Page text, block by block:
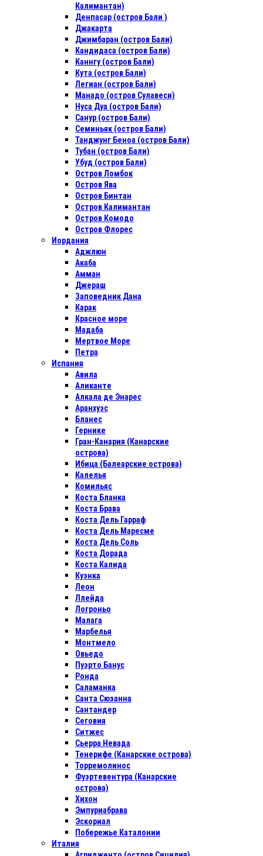
Калимантан)
Денпасар (остров Бали )
Джакарта
Джимбаран (остров Бали)
Кандидаса (остров Бали)
Каннгу (остров Бали)
Кута (остров Бали)
Легиан (остров Бали)
Манадо (остров Сулавеси)
Нуса Дуа (остров Бали)
Санур (остров Бали)
Семиньяк (остров Бали)
Танджунг Беноа (остров Бали)
Тубан (остров Бали)
Убуд (остров Бали)
Остров Ломбок
Остров Ява
Остров Бинтан
Остров Калимантан
Остров Комодо
Остров Флорес
Иордания
Аджлюн
Акаба
Амман
Джераш
Заповедник Дана
Карак
Красное море
Мадаба
Мертвое Море
Петра
Испания
Авила
Аликанте
Алкала де Энарес
Аранхуэс
Бланес
Гернике
Гран-Канария (Канарские
острова)
Ибица (Балеарские острова)
Калелья
Комильяс
Коста Бланка
Коста Брава
Коста Дель Гарраф
Коста Дель Маресме
Коста Дель Соль
Коста Дорада
Коста Калида
Куэнка
Леон
Ллейда
Логроньо
Малага
Марбелья
Монтмело
Овьедо
Пуэрто Банус
Ронда
Саламанка
Санта Сюзанна
Сантандер
Сеговия
Ситжес
Сьерра Невада
Тенерифе (Канарские острова)
Торремолинос
Фуэртевентура (Канарские
острова)
Хихон
Эмпуриабрава
Эскориал
Побережье Каталонии
Италия